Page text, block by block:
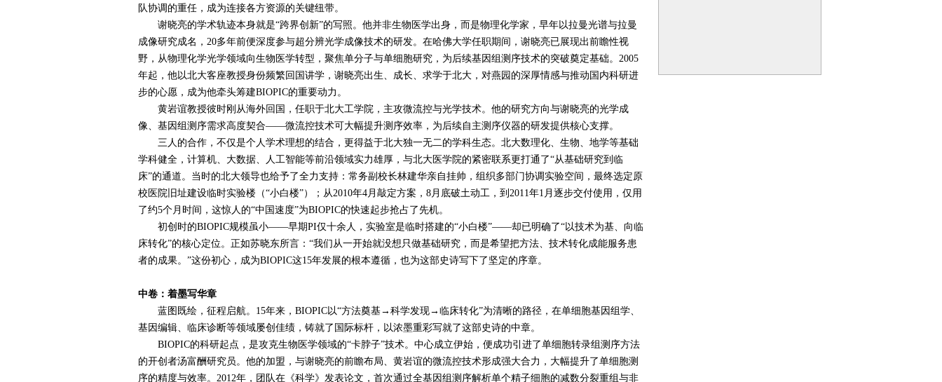
队协调的重任，成为连接各方资源的关键纽带。
谢晓亮的学术轨迹本身就是“跨界创新”的写照。他并非生物医学出身，而是物理化学家，早年以拉曼光谱与拉曼
成像研究成名， 20多年前便深度参与超分辨光学成像技术的研发。在哈佛大学任职期间，谢晓亮已展现出前瞻性视
野，从物理化学光学领域向生物医学转型，聚焦单分子与单细胞研究，为后续基因组测序技术的突破奠定基础。 2005
年起，他以北大客座教授身份频繁回国讲学，谢晓亮出生、成长、求学于北大，对燕园的深厚情感与推动国内科研进
步的心愿，成为他牵头筹建BIOPIC的重要动力。
黄岩谊教授彼时刚从海外回国，任职于北大工学院，主攻微流控与光学技术。他的研究方向与谢晓亮的光学成
像、基因组测序需求高度契合——微流控技术可大幅提升测序效率，为后续自主测序仪器的研发提供核心支撑。
三人的合作，不仅是个人学术理想的结合，更得益于北大独一无二的学科生态。北大数理化、生物、地学等基础
学科健全，计算机、大数据、人工智能等前沿领域实力雄厚，与北大医学院的紧密联系更打通了“从基础研究到临
床”的通道。当时的北大领导也给予了全力支持：常务副校长林建华亲自挂帅，组织多部门协调实验空间，最终选定原
校医院旧址建设临时实验楼（“小白楼”）；从2010年4月敲定方案， 8月底破土动工，到 2011年1 月逐步交付使用，仅用
了约5个月时间，这惊人的“中国速度”为BIOPIC的快速起步抢占了先机。
初创时的BIOPIC规模虽小——早期PI仅十余人，实验室是临时搭建的“小白楼”——却已明确了“以技术为基、向临
床转化”的核心定位。正如苏晓东所言：“我们从一开始就没想只做基础研究，而是希望把方法、技术转化成能服务患
者的成果。”这份初心，成为BIOPIC这15年发展的根本遵循，也为这部史诗写下了坚定的序章。
中卷：着墨写华章
蓝图既绘，征程启航。 15年来， BIOPIC以“方法奠基→科学发现→临床转化”为清晰的路径，在单细胞基因组学、
基因编辑、临床诊断等领域屡创佳绩，铸就了国际标杆，以浓墨重彩写就了这部史诗的中章。
BIOPIC的科研起点，是攻克生物医学领域的“卡脖子”技术。中心成立伊始，便成功引进了单细胞转录组测序方法
的开创者汤富酬研究员。他的加盟，与谢晓亮的前瞻布局、黄岩谊的微流控技术形成强大合力，大幅提升了单细胞测
序的精度与效率。 2012年，团队在《科学》发表论文，首次通过全基因组测序解析单个精子细胞的减数分裂重组与非